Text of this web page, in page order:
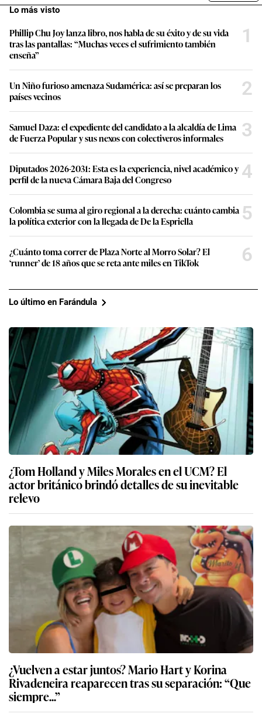
Lo más visto
Phillip Chu Joy lanza libro, nos habla de su éxito y de su vida
tras las pantallas: “Muchas veces el sufrimiento también
enseña”
1
Un Niño furioso amenaza Sudamérica: así se preparan los
países vecinos
2
Samuel Daza: el expediente del candidato a la alcaldía de Lima
de Fuerza Popular y sus nexos con colectiveros informales
3
Diputados 2026-2031: Esta es la experiencia, nivel académico y
perfil de la nueva Cámara Baja del Congreso
4
Colombia se suma al giro regional a la derecha: cuánto cambia
la política exterior con la llegada de De la Espriella
5
¿Cuánto toma correr de Plaza Norte al Morro Solar? El
‘runner’ de 18 años que se reta ante miles en TikTok
6
Lo último en Farándula
¿Tom Holland y Miles Morales en el UCM? El
actor británico brindó detalles de su inevitable
relevo
¿Vuelven a estar juntos? Mario Hart y Korina
Rivadeneira reaparecen tras su separación: “Que
siempre...”